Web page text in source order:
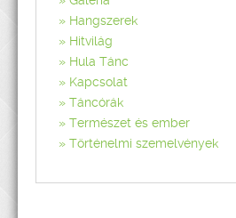
Hangszerek
Hitvilág
Hula Tánc
Kapcsolat
Táncórák
Természet és ember
Történelmi szemelvények